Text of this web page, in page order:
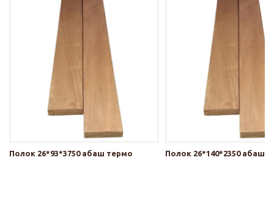
Полок 26*93*3750 абаш термо Полок 26*140*2350 абаш